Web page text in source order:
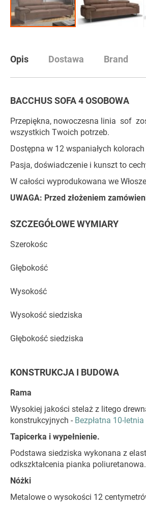
początek
galerii
Opis
BACCHUS SOFA 4 OSOBOWA
Przepiękna, nowoczesna linia sof
wszystkich Twoich potrzeb.
Dostępna w 12 wspaniałych
Pasja, doświadczenie i kunszt to
W całości wyprodukowana we
UWAGA: Przed złożeniem
SZCZEGÓŁOWE WYMIARY
Szerokośc
Głębokość
Wysokość
Wysokość siedziska
Głębokość siedziska
KONSTRUKCJA I BUDOWA
Rama
Wysokiej jakości stelaż z litego
konstrukcyjnych - Bezpłatna 10-
Tapicerka i wypełnienie.
Podstawa siedziska wykonana z
odkszktałcenia pianka
Nóżki
Metalowe o wysokości 12
Dostawa Brand